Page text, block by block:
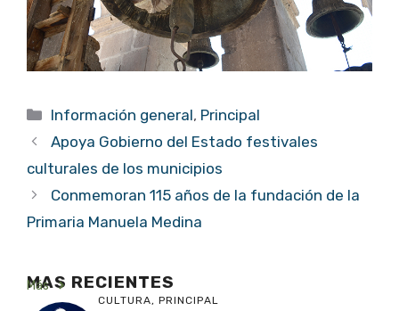
Categorías
Información general, Principal
Apoya Gobierno del Estado festivales
culturales de los municipios
Conmemoran 115 años de la fundación de la
Primaria Manuela Medina
MAS RECIENTES
Más
CULTURA, PRINCIPAL